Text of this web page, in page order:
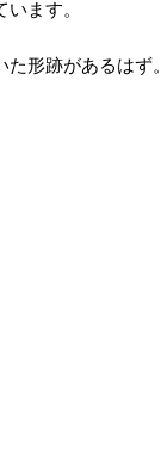
ます。
形跡があるはず。